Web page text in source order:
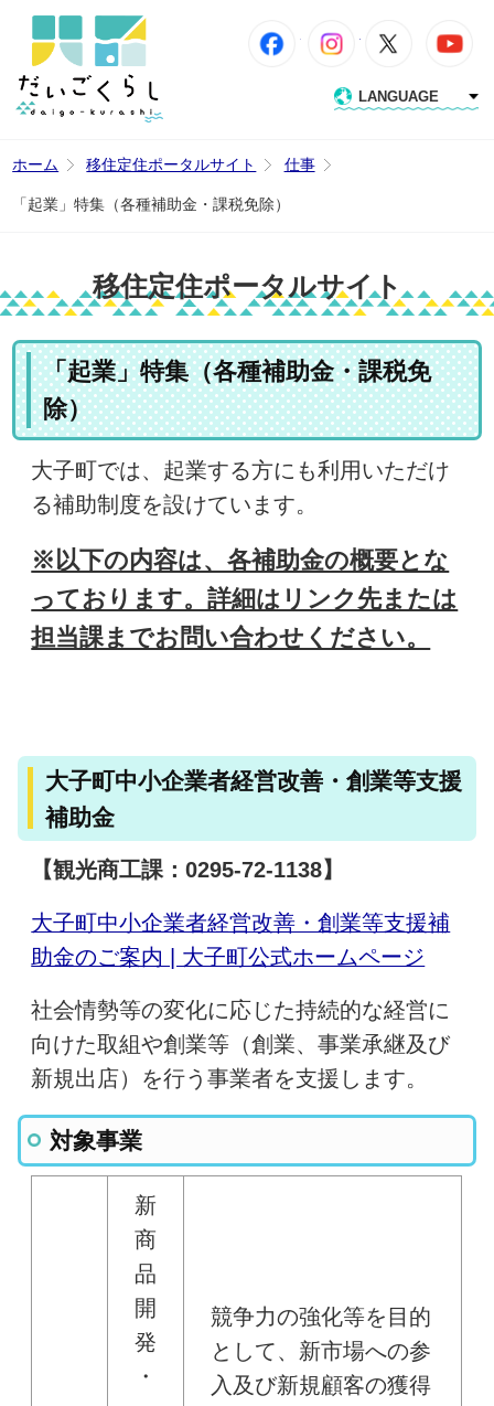
だいごくらし｜
LANGUAGE
FacebookInstagram
ホーム 移住定住ポータルサイト 仕事
「起業」特集（各種補助金・課税免除）
移住定住ポータルサイト
「起業」特集（各種補助金・課税免
除）
大子町では、起業する方にも利用いただけ
る補助制度を設けています。
※以下の内容は、各補助金の概要とな
っております。詳細はリンク先または
担当課までお問い合わせください。
大子町中小企業者経営改善・創業等支援
補助金
【観光商工課：0295-72-1138】
大子町中小企業者経営改善・創業等支援補
助金のご案内 | 大子町公式ホームページ
社会情勢等の変化に応じた持続的な経営に
向けた取組や創業等（創業、事業承継及び
新規出店）を行う事業者を支援します。
対象事業
新
商
品
開
発
・
競争力の強化等を目的
として、新市場への参
入及び新規顧客の獲得